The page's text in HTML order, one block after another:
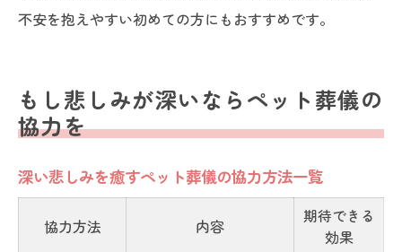
不安を抱えやすい初めての方にもおすすめです。
もし悲しみが深いならペット葬儀の
協力を
深い悲しみを癒すペット葬儀の協力方法一覧
協力方法 内容
期待できる
効果